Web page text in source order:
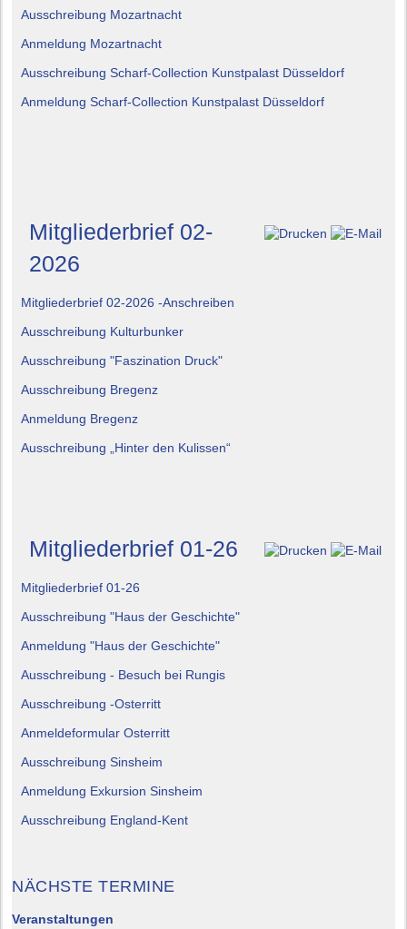
Ausschreibung Mozartnacht
Anmeldung Mozartnacht
Ausschreibung Scharf-Collection Kunstpalast Düsseldorf
Anmeldung Scharf-Collection Kunstpalast Düsseldorf
Mitgliederbrief 02-
2026
Mitgliederbrief 02-2026 -Anschreiben
Ausschreibung Kulturbunker
Ausschreibung "Faszination Druck"
Ausschreibung Bregenz
Anmeldung Bregenz
Ausschreibung „Hinter den Kulissen“
Mitgliederbrief 01-26
Mitgliederbrief 01-26
Ausschreibung "Haus der Geschichte"
Anmeldung "Haus der Geschichte"
Ausschreibung - Besuch bei Rungis
Ausschreibung -Osterritt
Anmeldeformular Osterritt
Ausschreibung Sinsheim
Anmeldung Exkursion Sinsheim
Ausschreibung England-Kent
NÄCHSTE TERMINE
Veranstaltungen